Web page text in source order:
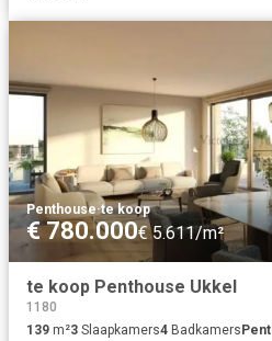
Penthouse·te koop
€ 780.000€ 5.611/m²
te koop Penthouse Ukkel
1180
139 m²3 Slaapkamers4 Badkamers